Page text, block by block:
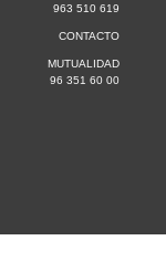
963 510 619
CONTACTO
MUTUALIDAD
96 351 60 00